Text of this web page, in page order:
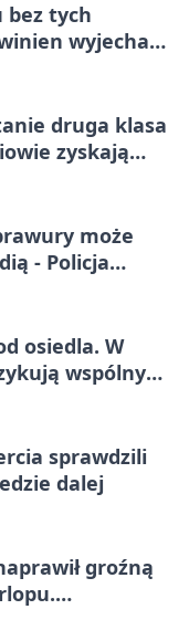
bez tych
wyjechać
druga klasa
zyskają
może
- Policja
osiedla. W
wspólny
sprawdzili
dalej
groźną